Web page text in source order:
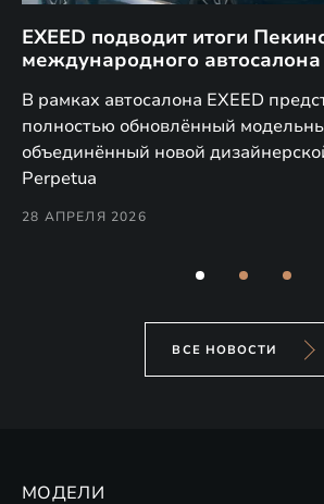
EXEED подводит итоги
международного
В рамках автосалона EXEED
полностью обновлённый
объединённый новой
Perpetua
28 АПРЕЛЯ 2026
ВСЕ НОВОСТИ
МОДЕЛИ